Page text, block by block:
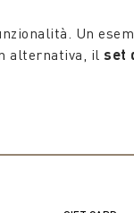
Un
alternativa, il set